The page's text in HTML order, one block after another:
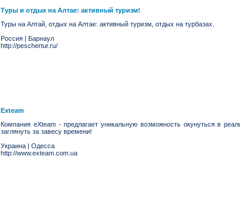
Туры и отдых на Алтае: активный туризм!
Туры на Алтай, отдых на Алтае: активный туризм, отдых на турбазах.
Россия | Барнаул
http://peschertur.ru/
Exteam
Компания eXteam - предлагает уникальную возможность окунуться в
заглянуть за завесу времени!
Украина | Одесса
http://www.exteam.com.ua